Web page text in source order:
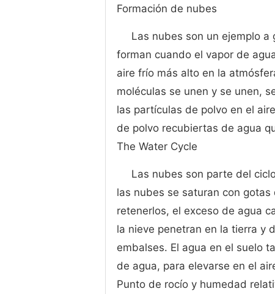
Formación de nubes
Las nubes son un ejemplo
forman cuando el vapor de
aire frío más alto en la
moléculas se unen y se unen,
las partículas de polvo en el
de polvo recubiertas de agua
The Water Cycle
Las nubes son parte del
las nubes se saturan con
retenerlos, el exceso de agua
la nieve penetran en la tierra y
embalses. El agua en el suelo
de agua, para elevarse en el
Punto de rocío y humedad